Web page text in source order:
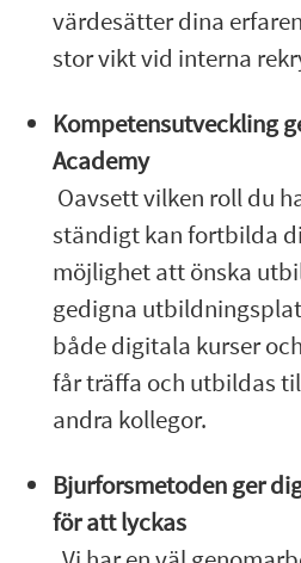
värdesätter dina
stor vikt vid interna
Kompetensutveckling
Academy
Oavsett vilken roll du
ständigt kan fortbilda
möjlighet att önska
gedigna
både digitala kurser
får träffa och utbildas
andra kollegor.
Bjurforsmetoden ger
för att lyckas